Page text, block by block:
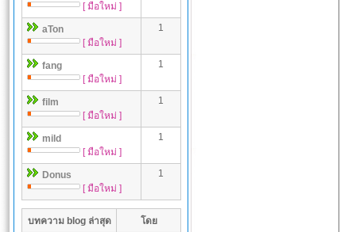
[ มือใหม่ ]
aTon
[ มือใหม่ ]
1
fang
[ มือใหม่ ]
1
film
[ มือใหม่ ]
1
mild
[ มือใหม่ ]
1
Donus
[ มือใหม่ ]
1
บทความ blog ล่าสุด โดย